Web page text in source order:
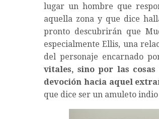
lugar un hombre que
aquella zona y que dice
pronto descubrirán que
especialmente Ellis, una
del personaje encarnado
vitales, sino por las
devoción hacia aquel
que dice ser un amuleto